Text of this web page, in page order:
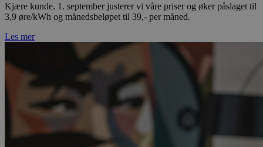
Kjære kunde. 1. september justerer vi våre priser og øker påslaget til
3,9 øre/kWh og månedsbeløpet til 39,- per måned.
Les mer